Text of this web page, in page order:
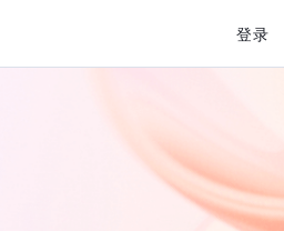
登录